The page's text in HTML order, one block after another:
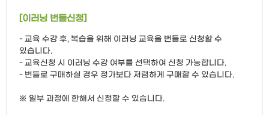
[이러닝 번들신청]
- 교육 수강 후, 복습을 위해 이러닝 교육을 번들로 신청할 수
있습니다.
- 교육신청 시 이러닝 수강 여부를 선택하여 신청 가능합니다.
- 번들로 구매하실 경우 정가보다 저렴하게 구매할 수 있습니다.
※ 일부 과정에 한해서 신청할 수 있습니다.